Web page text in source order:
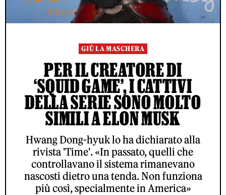
GIÙ LA MASCHERA
PER IL CREATORE DI
‘SQUID GAME’, I CATTIVI
DELLA SERIE SONO MOLTO
SIMILI A ELON MUSK
Hwang Dong-hyuk lo ha dichiarato alla
rivista 'Time'. «In passato, quelli che
controllavano il sistema rimanevano
nascosti dietro una tenda. Non funziona
più così, specialmente in America»